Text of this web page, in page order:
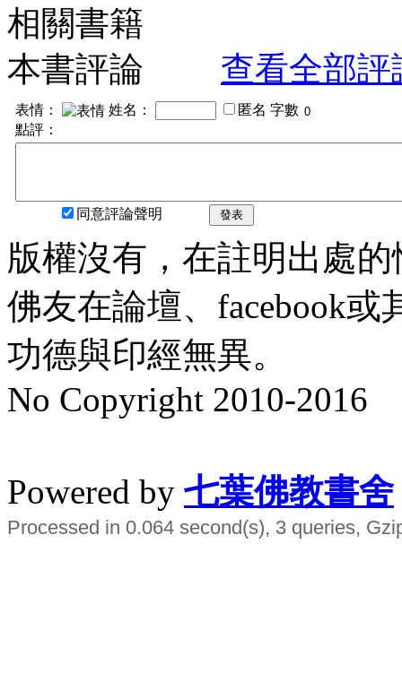
相關書籍
本書評論
查看全部評
表情： 姓名： 匿名 字數
點評：
同意評論聲明 發表
版權沒有，在註明出處
佛友在論壇、facebook
功德與印經無異。
No Copyright 2010-2016
Powered by 七葉佛教書舍
Processed in 0.064 second(s), 3 queries,